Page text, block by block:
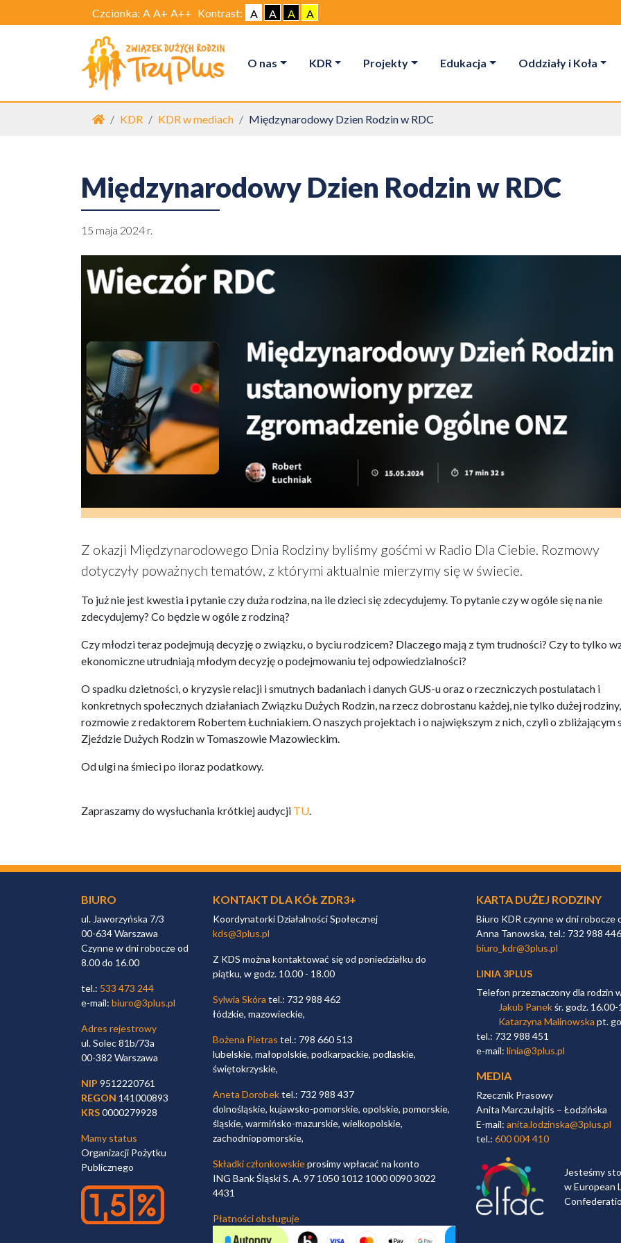
Czcionka: A A+ A++ Kontrast: A A A A
O nas KDR Projekty Edukacja Oddziały i Koła
Strona główna
KDR KDR w mediach Międzynarodowy Dzien Rodzin w RDC
Międzynarodowy Dzien Rodzin w RDC
15 maja 2024 r.
Z okazji Międzynarodowego Dnia Rodziny byliśmy gośćmi w Radio Dla Ciebie. Rozmowy
dotyczyły poważnych tematów, z którymi aktualnie mierzymy się w świecie.
To już nie jest kwestia i pytanie czy duża rodzina, na ile dzieci się zdecydujemy. To pytanie czy w ogóle się na nie
zdecydujemy? Co będzie w ogóle z rodziną?
Czy młodzi teraz podejmują decyzję o związku, o byciu rodzicem? Dlaczego mają z tym trudności? Czy to tylko
ekonomiczne utrudniają młodym decyzję o podejmowaniu tej odpowiedzialności?
O spadku dzietności, o kryzysie relacji i smutnych badaniach i danych GUS-u oraz o rzeczniczych postulatach i
konkretnych społecznych działaniach Związku Dużych Rodzin, na rzecz dobrostanu każdej, nie tylko dużej
rozmowie z redaktorem Robertem Łuchniakiem. O naszych projektach i o największym z nich, czyli o zbliżającym
Zjeździe Dużych Rodzin w Tomaszowie Mazowieckim.
Od ulgi na śmieci po iloraz podatkowy.
Zapraszamy do wysłuchania krótkiej audycji TU.
BIURO
ul. Jaworzyńska 7/3
00-634 Warszawa
Czynne w dni robocze od
8.00 do 16.00
tel.: 533 473 244
e-mail: biuro@3plus.pl
Adres rejestrowy
ul. Solec 81b/73a
00-382 Warszawa
NIP 9512220761
REGON 141000893
KRS0000279928
Mamy status
Organizacji Pożytku
Publicznego
KONTAKT DLA KÓŁ ZDR3+
Koordynatorki Działalności Społecznej
kds@3plus.pl
Z KDS można kontaktować się od poniedziałku do
piątku, w godz. 10.00 - 18.00
Sylwia Skóra tel.: 732 988 462
łódzkie, mazowieckie,
Bożena Pietras tel.: 798 660 513
lubelskie, małopolskie, podkarpackie, podlaskie,
świętokrzyskie,
Aneta Dorobektel.: 732 988 437
dolnośląskie, kujawsko-pomorskie, opolskie, pomorskie,
śląskie, warmińsko-mazurskie, wielkopolskie,
zachodniopomorskie,
Składki członkowskieprosimy wpłacać na konto
ING Bank Śląski S. A. 97 1050 1012 1000 0090 3022
4431
Płatności obsługuje
KARTA DUŻEJ RODZINY
Biuro KDR czynne w dni robocze
Anna Tanowska, tel.: 732 988 446
biuro_kdr@3plus.pl
LINIA 3PLUS
Telefon przeznaczony dla rodzin
Jakub Panekśr. godz. 16.00-
Katarzyna Malinowska pt.
tel.: 732 988 451
e-mail: linia@3plus.pl
MEDIA
Rzecznik Prasowy
Anita Marczułajtis – Łodzińska
E-mail: anita.lodzinska@3plus.pl
tel.: 600 004 410
Jesteśmy
w European